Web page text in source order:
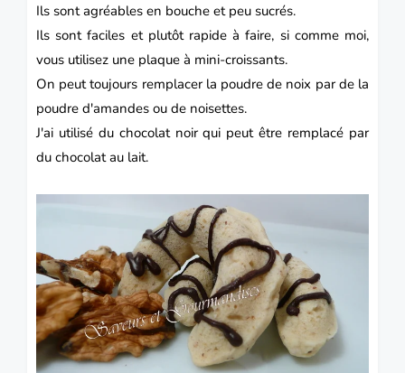
Ils sont agréables en bouche et peu sucrés.
Ils sont faciles et plutôt rapide à faire, si comme moi,
vous utilisez une plaque à mini-croissants.
On peut toujours remplacer la poudre de noix par de la
poudre d'amandes ou de noisettes.
J'ai utilisé du chocolat noir qui peut être remplacé par
du chocolat au lait.